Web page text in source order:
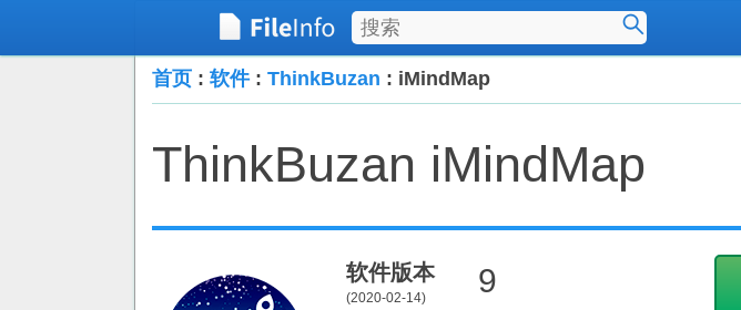
首页 : 软件: ThinkBuzan : iMindMap
ThinkBuzan iMindMap
软件版本
(2020-02-14) 9